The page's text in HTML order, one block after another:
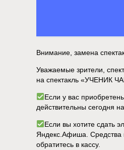
Внимание, замена
Уважаемые зрители,
на спектакль «УЧЕНИК
Если у вас
действительны сегодня
Если вы хотите сдать
Яндекс.Афиша. Средства
обратитесь в кассу.